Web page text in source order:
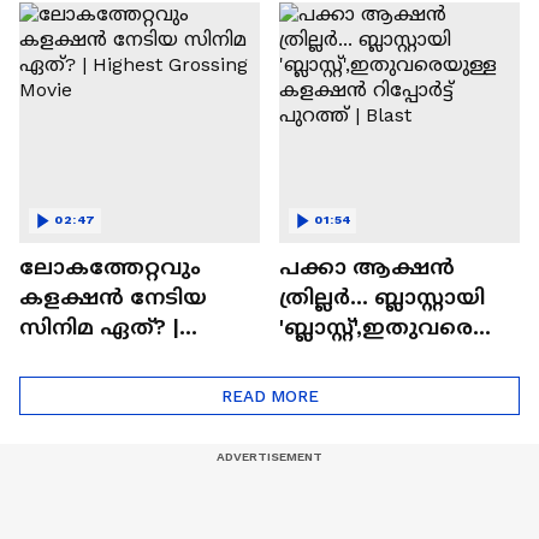
സിനിമയിലെ
'അമ്മമ്മ' ഡോളി
ജൂൺ | Balan
ടൈംസ്' | Mollywood
Times
ലോകത്തേറ്റവും
കളക്ഷൻ നേടിയ
സിനിമ ഏത്? |
02:47
പക്കാ ആക്ഷൻ
ത്രില്ലർ... ബ്ലാസ്റ്റായി
'ബ്ലാസ്റ്റ്',ഇതുവരെയു
റിപ്പോർട്ട് പുറത്ത് |
Blast
01:54
READ MORE